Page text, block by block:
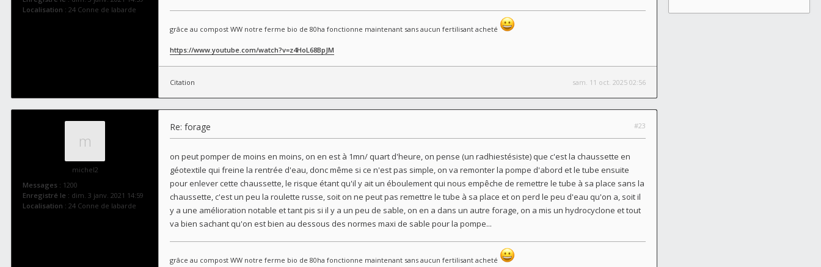
Localisation : 24 Conne de labarde
grâce au compost WW notre ferme bio de 80ha fonctionne maintenant sans aucun fertilisant acheté
https://www.youtube.com/watch?v=z4HoL68BpJM
Citation sam. 11 oct. 2025 02:56
michel2
Messages : 1200
Enregistré le : dim. 3 janv. 2021 14:59
Localisation : 24 Conne de labarde
Re: forage #23
on peut pomper de moins en moins, on en est à 1mn/ quart d'heure, on pense (un radhiestésiste) que c'est la chaussette en
géotextile qui freine la rentrée d'eau, donc même si ce n'est pas simple, on va remonter la pompe d'abord et le tube ensuite
pour enlever cette chaussette, le risque étant qu'il y ait un éboulement qui nous empêche de remettre le tube à sa place sans la
chaussette, c'est un peu la roulette russe, soit on ne peut pas remettre le tube à sa place et on perd le peu d'eau qu'on a, soit il
y a une amélioration notable et tant pis si il y a un peu de sable, on en a dans un autre forage, on a mis un hydrocyclone et tout
va bien sachant qu'on est bien au dessous des normes maxi de sable pour la pompe...
grâce au compost WW notre ferme bio de 80ha fonctionne maintenant sans aucun fertilisant acheté